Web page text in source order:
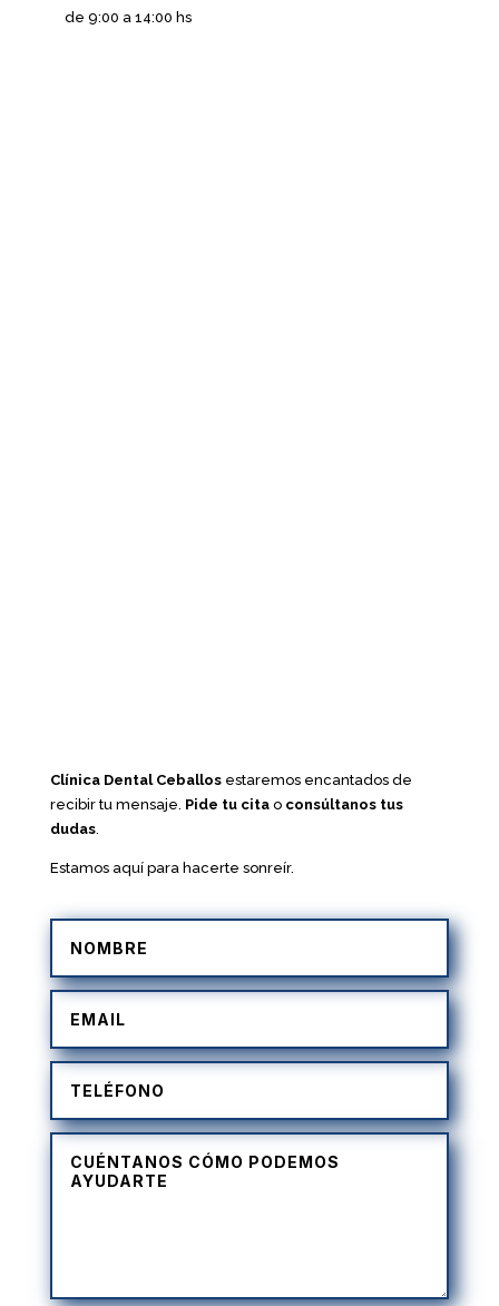
de 9:00 a 14:00 hs
Clínica Dental Ceballosestaremos encantados de
recibir tu mensaje. Pide tu citao consúltanos tus
dudas.
Estamos aquí para hacerte sonreír.